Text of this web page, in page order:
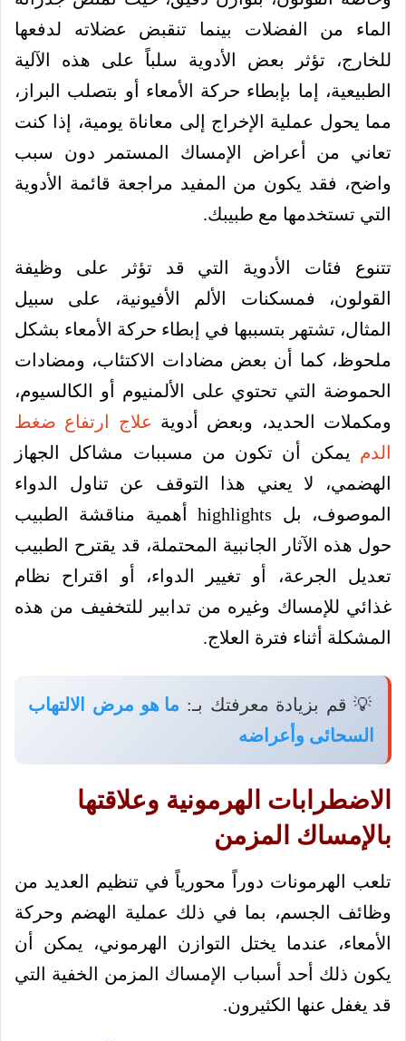
الماء من الفضلات بينما تنقبض عضلاته لدفعها
للخارج، تؤثر بعض الأدوية سلباً على هذه الآلية
الطبيعية، إما بإبطاء حركة الأمعاء أو بتصلب البراز،
مما يحول عملية الإخراج إلى معاناة يومية، إذا كنت
تعاني من أعراض الإمساك المستمر دون سبب
واضح، فقد يكون من المفيد مراجعة قائمة الأدوية
التي تستخدمها مع طبيبك.
تتنوع فئات الأدوية التي قد تؤثر على وظيفة
القولون، فمسكنات الألم الأفيونية، على سبيل
المثال، تشتهر بتسببها في إبطاء حركة الأمعاء بشكل
ملحوظ، كما أن بعض مضادات الاكتئاب، ومضادات
الحموضة التي تحتوي على الألمنيوم أو الكالسيوم،
ومكملات الحديد، وبعض أدوية علاج ارتفاع ضغط
الدم يمكن أن تكون من مسببات مشاكل الجهاز
الهضمي، لا يعني هذا التوقف عن تناول الدواء
الموصوف، بل highlights أهمية مناقشة الطبيب
حول هذه الآثار الجانبية المحتملة، قد يقترح الطبيب
تعديل الجرعة، أو تغيير الدواء، أو اقتراح نظام
غذائي للإمساك وغيره من تدابير للتخفيف من هذه
المشكلة أثناء فترة العلاج.
💡 قم بزيادة معرفتك بـ: ما هو مرض الالتهاب
السحائى وأعراضه
الاضطرابات الهرمونية وعلاقتها
بالإمساك المزمن
تلعب الهرمونات دوراً محورياً في تنظيم العديد من
وظائف الجسم، بما في ذلك عملية الهضم وحركة
الأمعاء، عندما يختل التوازن الهرموني، يمكن أن
يكون ذلك أحد أسباب الإمساك المزمن الخفية التي
قد يغفل عنها الكثيرون.